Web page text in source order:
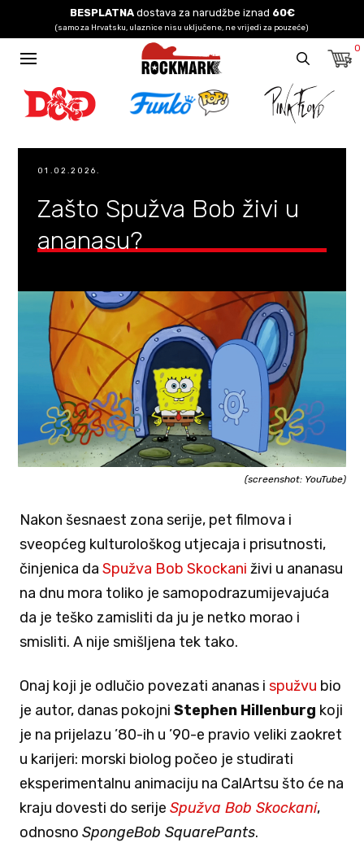
BESPLATNAdostava za narudžbe iznad 60€
(samo za Hrvatsku, ulaznice nisu uključene, ne vrijedi za pouzeće)
0
01.02.2026.
Zašto Spužva Bob živi u
ananasu?
(screenshot: YouTube)
Nakon šesnaest zona serije, pet filmova i
sveopćeg kulturološkog utjecaja i prisutnosti,
činjenica da Spužva Bob Skockani živi u ananasu
na dnu mora toliko je samopodrazumijevajuća
da je teško zamisliti da ju je netko morao i
smisliti. A nije smišljena tek tako.
Onaj koji je odlučio povezati ananas i spužvu bio
je autor, danas pokojni Stephen Hillenburg koji
je na prijelazu ’80-ih u ’90-e pravio veliki zaokret
u karijeri: morski biolog počeo je studirati
eksperimentalnu animaciju na CalArtsu što će na
kraju dovesti do serije Spužva Bob Skockani,
odnosno SpongeBob SquarePants.